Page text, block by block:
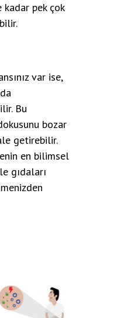
pek çok
var ise,
Bu
bozar
getirebilir.
en bilimsel
gıdaları